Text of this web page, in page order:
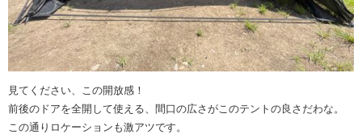
見てください、この開放感！
前後のドアを全開して使える、間口の広さがこのテントの良さだわな。
この通りロケーションも激アツです。